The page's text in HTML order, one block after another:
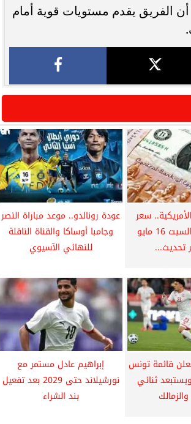
الفريق يقدم مستويات قوية أمام
سعر
الدولار اليوم السبت 16 مايو
عودة رونالدو.. موعد مباراة النصر
وجامبا أوساكا والقناة الناقلة
للنهائي الآسيوي
قائمة تونس
ثنائي
إبراهيم عادل مستمر مع
نورشيلاند حتى 2029 بعد تفعيل
بند الشراء